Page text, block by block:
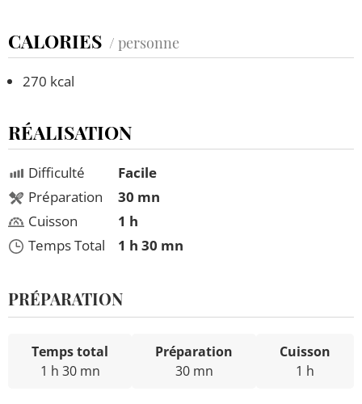
CALORIES / personne
270 kcal
RÉALISATION
Difficulté
Préparation
Cuisson
Temps Total
Facile
30 mn
1 h
1 h 30 mn
PRÉPARATION
Temps total
1 h 30 mn
Préparation
30 mn
Cuisson
1 h